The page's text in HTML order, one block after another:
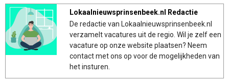
Lokaalnieuwsprinsenbeek.nl Redactie
De redactie van Lokaalnieuwsprinsenbeek.nl
verzamelt vacatures uit de regio. Wil je zelf een
vacature op onze website plaatsen? Neem
contact met ons op voor de mogelijkheden van
het insturen.